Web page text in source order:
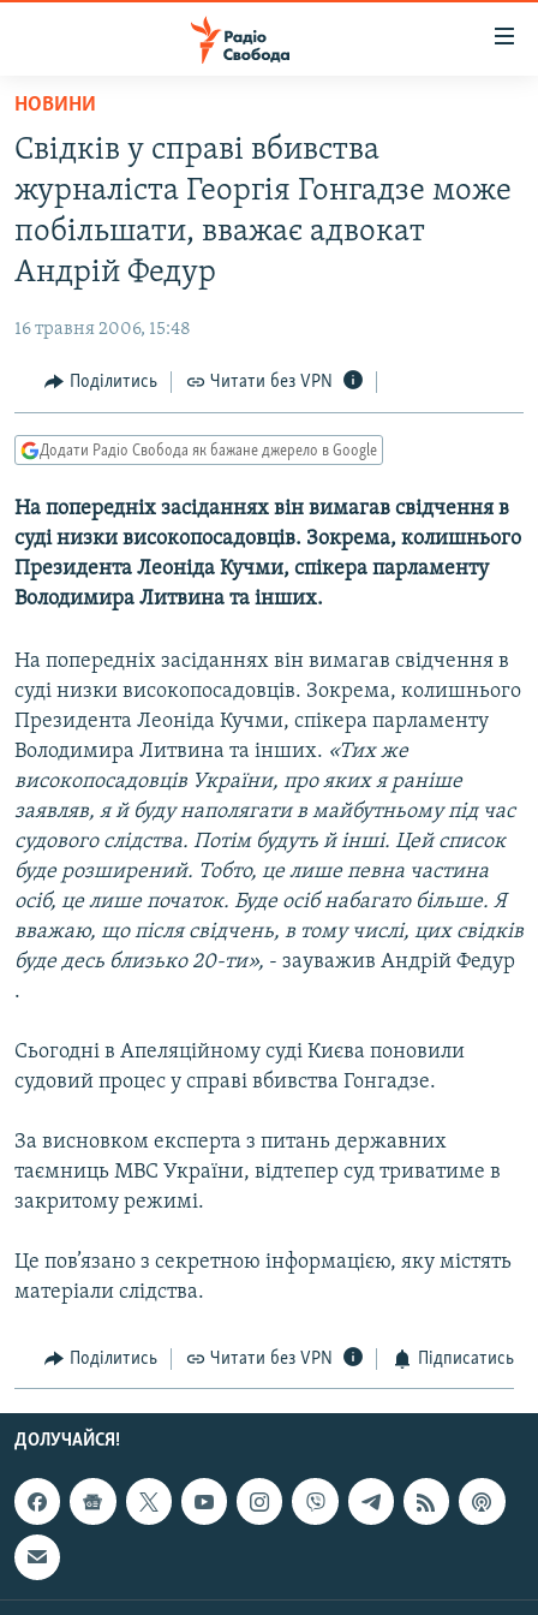
Перейти
основного
матеріалу
Перейти
до
основної
Перейти
пошуку
РАДІО СВОБОДА – 70 РОКІВ
ВСЕ ЗА ДОБУ
СТАТТІ
ПОЛІТИКА
СУСПІЛЬСТВО
КУЛЬТУРА
СПОРТ
СВІТ
ВІЙНА
ДОНБАС.РЕАЛІЇ
КРИМ.РЕАЛІЇ
ТИ ЯК?
КИТАЙ.ВИКЛИКИ
МУЛЬТИМЕДІА
ФОТО
СПЕЦПРОЄКТИ
ПОДКАСТИ
КРИМ РЕАЛІЇ
РУС
КТАТ
ДОЛУЧАЙСЯ!
Усі сайти RFE/RL
НОВИНИ
Свідків у справі вбивства
журналіста Георгія Гонгадзе може
побільшати, вважає адвокат
Андрій Федур
16 травня 2006, 15:48
Поділитись Читати без VPN
Додати Радіо Свобода як бажане джерело в Google
На попередніх засіданнях він вимагав свідчення в
суді низки високопосадовців. Зокрема, колишнього
Президента Леоніда Кучми, спікера парламенту
Володимира Литвина та інших.
На попередніх засіданнях він вимагав свідчення в
суді низки високопосадовців. Зокрема, колишнього
Президента Леоніда Кучми, спікера парламенту
Володимира Литвина та інших. «Тих же
високопосадовців України, про яких я раніше
заявляв, я й буду наполягати в майбутньому під час
судового слідства. Потім будуть й інші. Цей список
буде розширений. Тобто, це лише певна частина
осіб, це лише початок. Буде осіб набагато більше. Я
вважаю, що після свідчень, в тому числі, цих свідків
буде десь близько 20-ти», - зауважив Андрій Федур
.
Сьогодні в Апеляційному суді Києва поновили
судовий процес у справі вбивства Гонгадзе.
За висновком експерта з питань державних
таємниць МВС України, відтепер суд триватиме в
закритому режимі.
Це пов’язано з секретною інформацією, яку містять
матеріали слідства.
Поділитись Читати без VPN Підписатись
ДОЛУЧАЙСЯ!